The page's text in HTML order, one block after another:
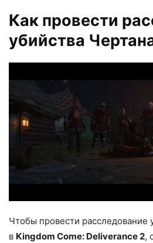
Как провести
убийства
Чтобы провести расследование
в Kingdom Come: Deliverance 2,